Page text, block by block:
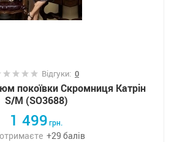
Відгуки: 0
покоївки Скромниця Катрін
S/M (SO3688)
1 499грн.
+29 балів